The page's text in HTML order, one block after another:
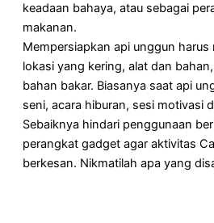
keadaan bahaya, atau sebagai
makanan.
Mempersiapkan api unggun
lokasi yang kering, alat dan
bahan bakar. Biasanya saat api
seni, acara hiburan, sesi motivasi
Sebaiknya hindari penggunaan
perangkat gadget agar aktivitas
berkesan. Nikmatilah apa yang